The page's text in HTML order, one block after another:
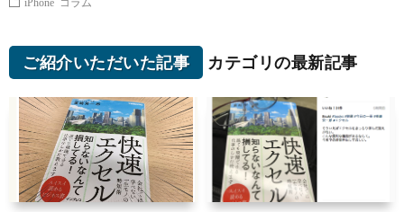
ご紹介いただいた記事 カテゴリの最新記事